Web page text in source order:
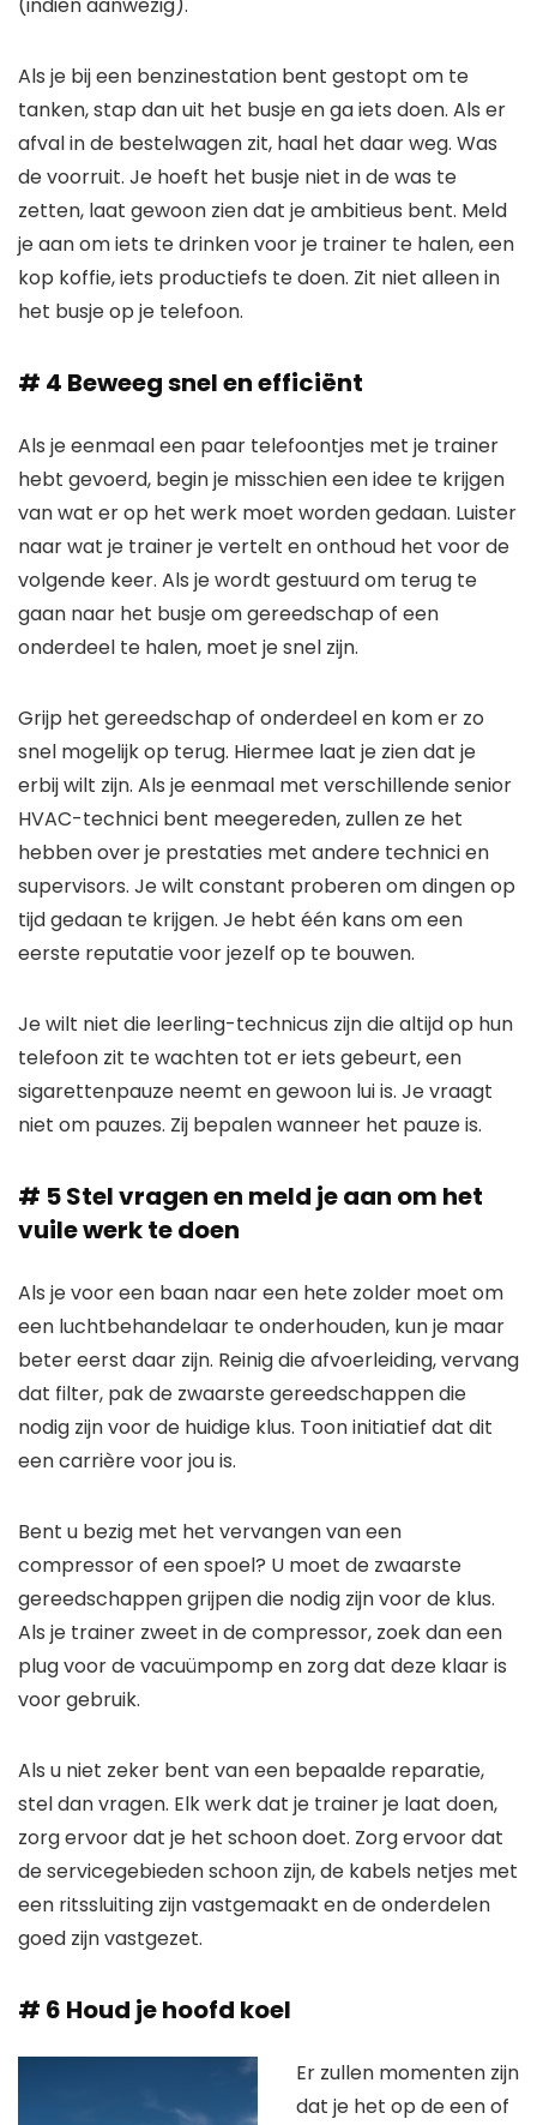
(indien aanwezig).
Als je bij een benzinestation bent gestopt om te
tanken, stap dan uit het busje en ga iets doen. Als er
afval in de bestelwagen zit, haal het daar weg. Was
de voorruit. Je hoeft het busje niet in de was te
zetten, laat gewoon zien dat je ambitieus bent. Meld
je aan om iets te drinken voor je trainer te halen, een
kop koffie, iets productiefs te doen. Zit niet alleen in
het busje op je telefoon.
# 4 Beweeg snel en efficiënt
Als je eenmaal een paar telefoontjes met je trainer
hebt gevoerd, begin je misschien een idee te krijgen
van wat er op het werk moet worden gedaan. Luister
naar wat je trainer je vertelt en onthoud het voor de
volgende keer. Als je wordt gestuurd om terug te
gaan naar het busje om gereedschap of een
onderdeel te halen, moet je snel zijn.
Grijp het gereedschap of onderdeel en kom er zo
snel mogelijk op terug. Hiermee laat je zien dat je
erbij wilt zijn. Als je eenmaal met verschillende senior
HVAC-technici bent meegereden, zullen ze het
hebben over je prestaties met andere technici en
supervisors. Je wilt constant proberen om dingen op
tijd gedaan te krijgen. Je hebt één kans om een ​​
eerste reputatie voor jezelf op te bouwen.
Je wilt niet die leerling-technicus zijn die altijd op hun
telefoon zit te wachten tot er iets gebeurt, een
sigarettenpauze neemt en gewoon lui is. Je vraagt ​​
niet om pauzes. Zij bepalen wanneer het pauze is.
# 5 Stel vragen en meld je aan om het
vuile werk te doen
Als je voor een baan naar een hete zolder moet om
een ​​luchtbehandelaar te onderhouden, kun je maar
beter eerst daar zijn. Reinig die afvoerleiding, vervang
dat filter, pak de zwaarste gereedschappen die
nodig zijn voor de huidige klus. Toon initiatief dat dit
een carrière voor jou is.
Bent u bezig met het vervangen van een
compressor of een spoel? U moet de zwaarste
gereedschappen grijpen die nodig zijn voor de klus.
Als je trainer zweet in de compressor, zoek dan een
plug voor de vacuümpomp en zorg dat deze klaar is
voor gebruik.
Als u niet zeker bent van een bepaalde reparatie,
stel dan vragen. Elk werk dat je trainer je laat doen,
zorg ervoor dat je het schoon doet. Zorg ervoor dat
de servicegebieden schoon zijn, de kabels netjes met
een ritssluiting zijn vastgemaakt en de onderdelen
goed zijn vastgezet.
# 6 Houd je hoofd koel
Er zullen momenten zijn
dat je het op de een of